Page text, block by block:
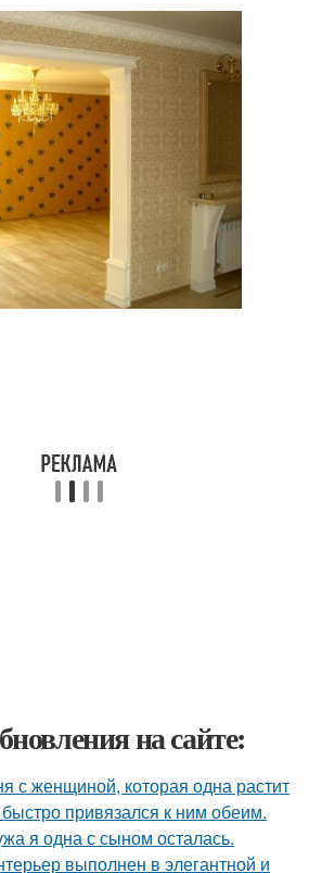
на сайте:
с женщиной, которая одна растит
привязался к ним обеим.
я одна с сыном осталась.
выполнен в элегантной и